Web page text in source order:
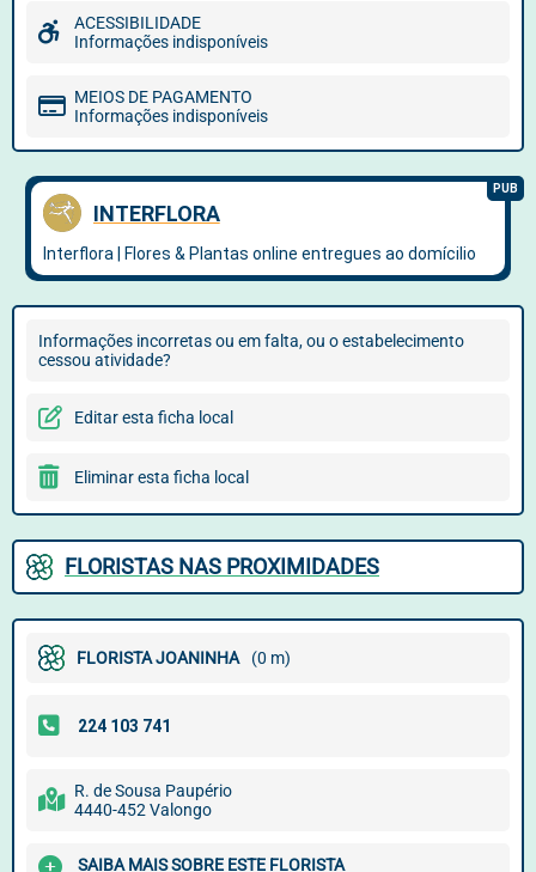
ACESSIBILIDADE
Informações indisponíveis
MEIOS DE PAGAMENTO
Informações indisponíveis
Informações incorretas ou em falta, ou o estabelecimento
cessou atividade?
Editar esta ficha local
Eliminar esta ficha local
FLORISTAS NAS PROXIMIDADES
FLORISTA JOANINHA (0 m)
R. de Sousa Paupério
4440-452 Valongo
SAIBA MAIS SOBRE ESTE FLORISTA